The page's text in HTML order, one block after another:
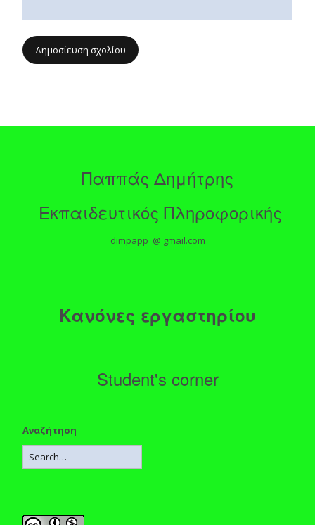
Παππάς Δημήτρης
Εκπαιδευτικός Πληροφορικής
dimpapp @ gmail.com
Κανόνες εργαστηρίου
Student's corner
Αναζήτηση